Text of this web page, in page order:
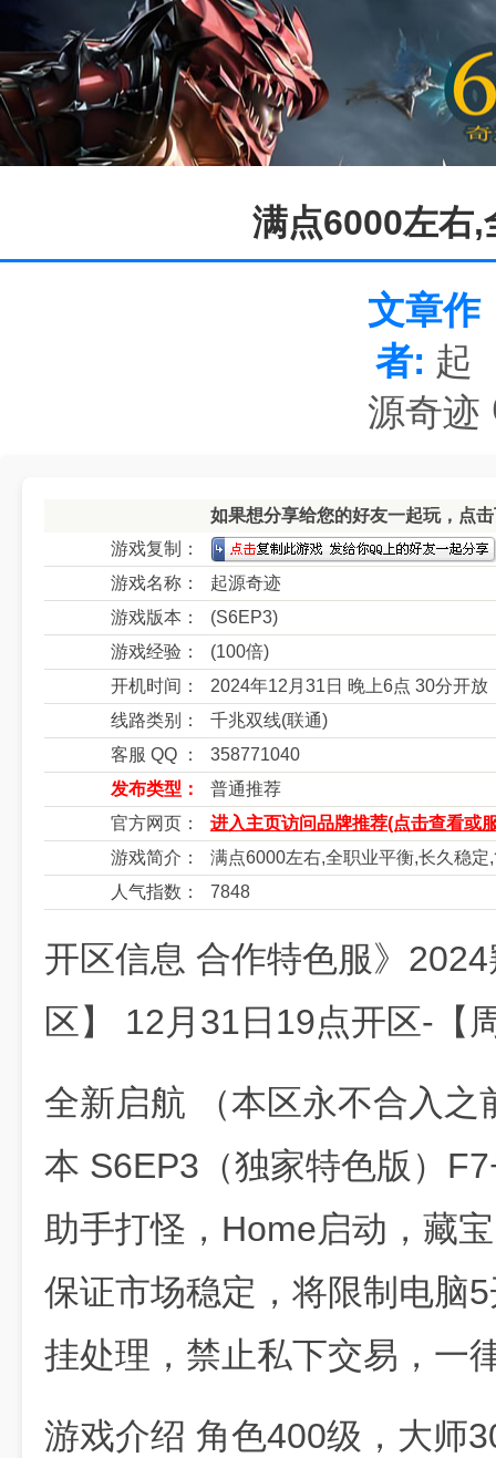
满点6000左右
文章作
者: 起
源奇迹
如果想分享给您的好友一起玩，点
游戏复制：
游戏名称：
起源奇迹
游戏版本：
(S6EP3)
游戏经验：
(100倍)
开机时间：
2024年12月31日 晚上6点 30分开放
线路类别：
千兆双线(联通)
客服 QQ ：
358771040
发布类型：
普通推荐
官方网页：
进入主页访问品牌推荐(点击查看或
游戏简介：
满点6000左右,全职业平衡,长久稳定
人气指数：
7848
开区信息 合作特色服》
区】 12月31日19点开区-【
全新启航 （本区永不合入之
本 S6EP3（独家特色版）
助手打怪，Home启动，藏
保证市场稳定，将限制电脑
挂处理，禁止私下交易，一
游戏介绍 角色400级，大师